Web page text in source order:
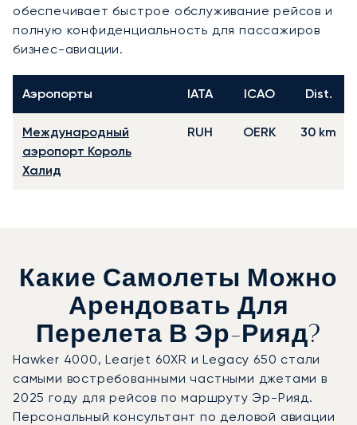
обеспечивает быстрое обслуживание рейсов и
полную конфиденциальность для пассажиров
бизнес-авиации.
Аэропорты IATA ICAO Dist.
Международный
аэропорт Король
Халид
RUH OERK 30 km
Какие Самолеты Можно
Арендовать Для
Перелета В Эр-Рияд?
Hawker 4000, Learjet 60XR и Legacy 650 стали
самыми востребованными частными джетами в
2025 году для рейсов по маршруту Эр-Рияд.
Персональный консультант по деловой авиации